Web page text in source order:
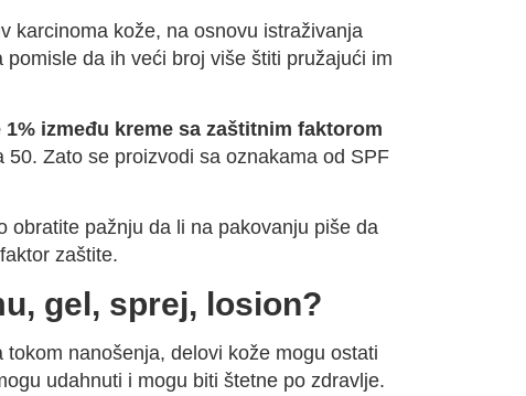
karcinoma kože, na osnovu istraživanja
da ih veći broj više štiti pružajući im
između kreme sa zaštitnim faktorom
Zato se proizvodi sa oznakama od SPF
obratite pažnju da li na pakovanju piše da
zaštite.
gel, sprej, losion?
nanošenja, delovi kože mogu ostati
udahnuti i mogu biti štetne po zdravlje.